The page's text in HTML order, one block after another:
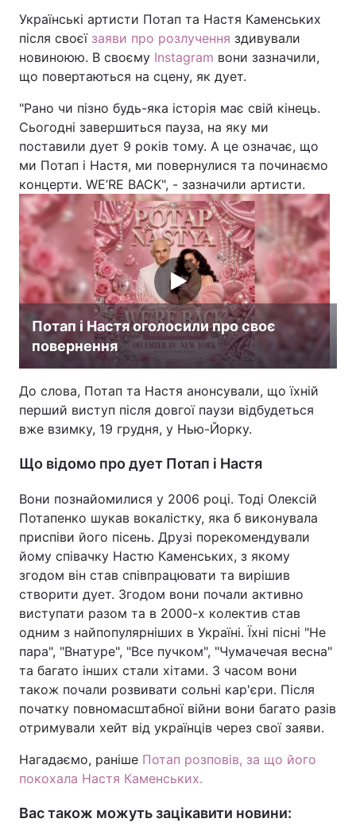
Головна Війна
Політика
Економіка Світ
Спорт Наука
Техно і зв'язок Лайт
Зброя Інциденти
Здоров'я Туризм
Цікавинки Погода
Екологія Регіони
Лонгріди
Відео з Youtube Статті
Контакти
Послуги
Тема оформлення
Українські артисти Потап та Настя Каменських
після своєї заяви про розлучення здивували
новиноюю. В своєму Instagram вони зазначили,
що повертаються на сцену, як дует.
"Рано чи пізно будь-яка історія має свій кінець.
Сьогодні завершиться пауза, на яку ми
поставили дует 9 років тому. А це означає, що
ми Потап і Настя, ми повернулися та починаємо
концерти. WE’RE BACK", - зазначили артисти.
Потап і Настя оголосили про своє
повернення
До слова, Потап та Настя анонсували, що їхній
перший виступ після довгої паузи відбудеться
вже взимку, 19 грудня, у Нью-Йорку.
Що відомо про дует Потап і Настя
Вони познайомилися у 2006 році. Тоді Олексій
Потапенко шукав вокалістку, яка б виконувала
приспіви його пісень. Друзі порекомендували
йому співачку Настю Каменських, з якому
згодом він став співпрацювати та вирішив
створити дует. Згодом вони почали активно
виступати разом та в 2000-х колектив став
одним з найпопулярніших в Україні. Їхні пісні "Не
пара", "Внатуре", "Все пучком", "Чумачечая весна"
та багато інших стали хітами. З часом вони
також почали розвивати сольні кар'єри. Після
початку повномасштабної війни вони багато разів
отримували хейт від українців через свої заяви.
Нагадаємо, раніше Потап розповів, за що його
покохала Настя Каменських.
Вас також можуть зацікавити новини: